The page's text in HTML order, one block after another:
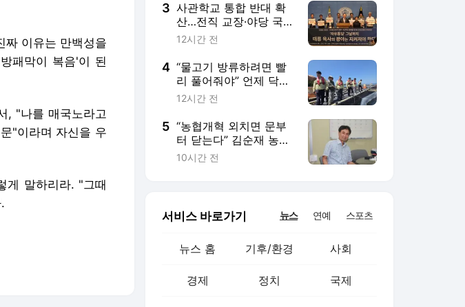
짜 이유는 만백성을
패막이 복음'이 된
, "나를 매국노라고
"이라며 자신을 우
게 말하리라. "그때
3 사관학교 통합 반대 확
산…전직 교장·야당 국방
위원도 철회 촉구
12시간 전
4 “물고기 방류하려면 빨
리 풀어줘야” 언제 닥칠
지 모르는 고수온에 걱
12시간 전
5 “농협개혁 외치면 문부
터 닫는다” 김순재 농민
이 ‘빗장풀기’를 하려는
10시간 전
서비스 바로가기 뉴스 연예 스포츠
뉴스 홈 기후/환경 사회
경제 정치 국제